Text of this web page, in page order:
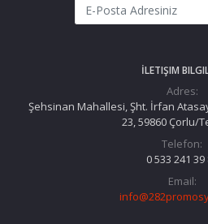
İLETIŞIM
Adres:
Şehsinan Mahallesi, Şht. İrfan
23, 59860 Çorlu/
Telefon:
0 533 241 39
Email: